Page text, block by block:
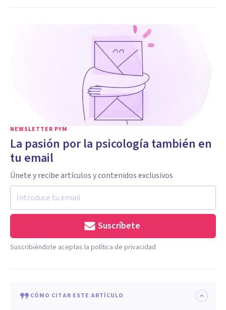
NEWSLETTER PYM
La pasión por la psicología también en
tu email
Únete y recibe artículos y contenidos exclusivos
Suscríbete
Suscribiéndote aceptas la política de privacidad
CÓMO CITAR ESTE ARTÍCULO